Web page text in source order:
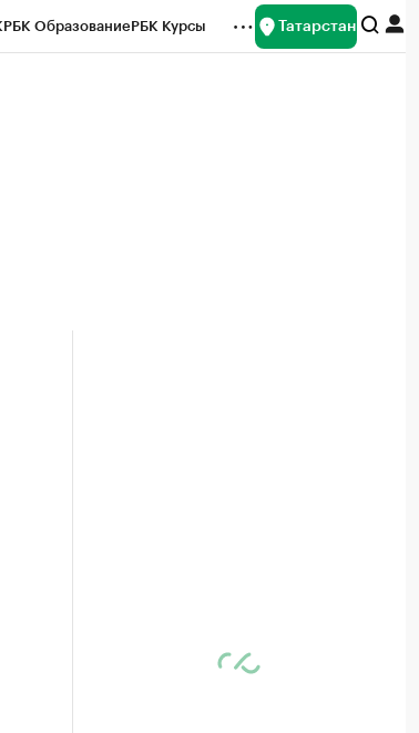
РБК ОбразованиеРБК Курсы Татарстан